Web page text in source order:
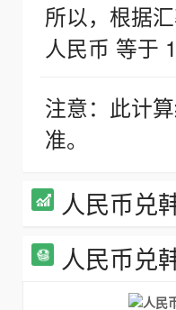
所以，根据
人民币 等于
注意：此计
准。
人民币兑
人民币兑